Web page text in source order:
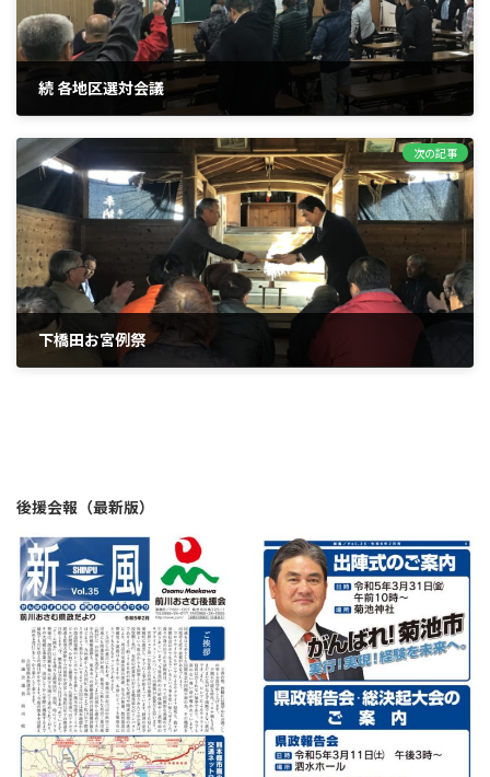
続 各地区選対会議
次の記事
下橋田お宮例祭
後援会報（最新版）